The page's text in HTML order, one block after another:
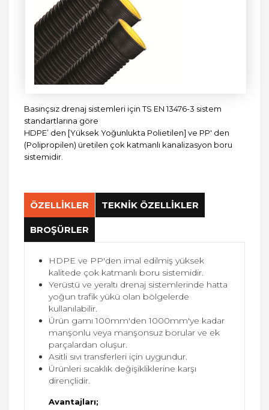
Basınçsız drenaj sistemleri için TS EN 13476-3 sistem
standartlarına göre
HDPE’ den [Yüksek Yoğunlukta Polietilen] ve PP' den
(Polipropilen) üretilen çok katmanlı kanalizasyon boru
sistemidir.
ÖZELLİKLER TEKNİK ÖZELLİKLER
BROŞÜRLER
HDPE ve PP'den imal edilmiş yüksek
kalitede çok katmanlı boru sistemidir.
Yerüstü ve yeraltı drenaj sistemlerinde hatta
yoğun trafik yükü olan bölgelerde
kullanılabilir.
Ürün gamı 100mm'den 1000mm'ye kadar
manşonlu veya manşonsuz borular ve ek
parçalardan oluşur.
Asitli sıvı transferleri için uygundur.
Ürünleri sıcaklık değişikliklerine karşı
dirençlidir.
Avantajları;